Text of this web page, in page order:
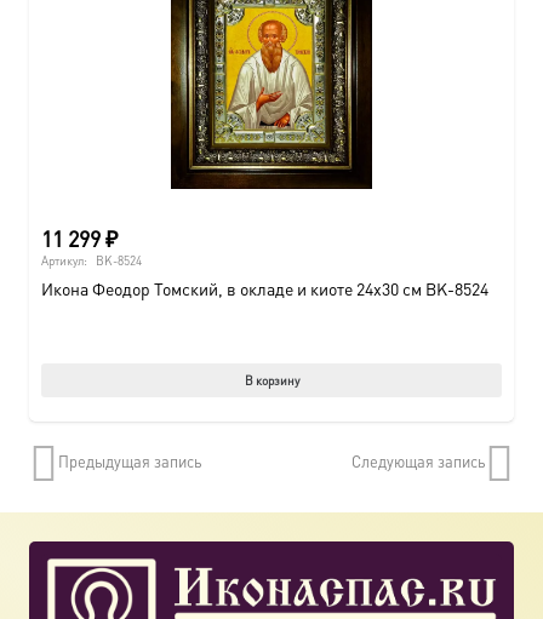
11 299₽
Артикул: BK-8524
Икона Феодор Томский, в окладе и киоте 24х30 см BK-8524
В корзину
Предыдущая запись Следующая запись